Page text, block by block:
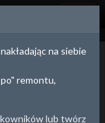
i starena siebie
remontu,
lub twórz